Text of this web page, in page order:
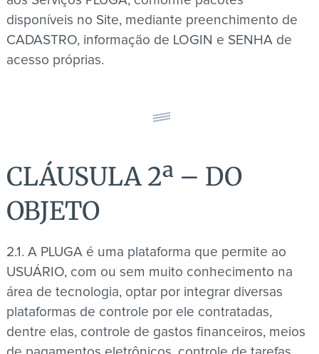
disponíveis no Site, mediante preenchimento de
CADASTRO, informação de LOGIN e SENHA de
acesso próprias.
CLÁUSULA 2ª – DO
OBJETO
2.1. A PLUGA é uma plataforma que permite ao
USUÁRIO, com ou sem muito conhecimento na
área de tecnologia, optar por integrar diversas
plataformas de controle por ele contratadas,
dentre elas, controle de gastos financeiros, meios